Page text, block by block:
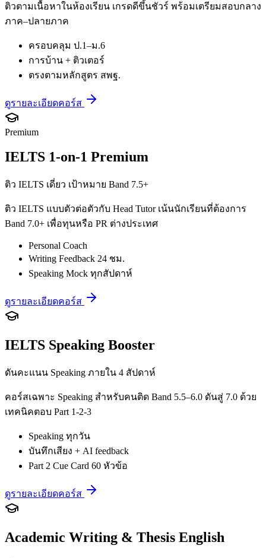
ติวตามเนื้อหาในห้องเรียน เกรดดีขึ้นชัวร์ พร้อมเตรียมสอบกลาง
ภาค–ปลายภาค
ครอบคลุม ป.1–ม.6
การบ้าน + ติวเตอร์
ตรงตามหลักสูตร สพฐ.
ดูรายละเอียดคอร์ส
Premium
IELTS 1-on-1 Premium
ติว IELTS เดี่ยว เป้าหมาย Band 7.5+
ติว IELTS แบบตัวต่อตัวกับ Head Tutor เน้นนักเรียนที่ต้องการ
Band 7.0+ เพื่อทุนหรือ PR ต่างประเทศ
Personal Coach
Writing Feedback 24 ชม.
Speaking Mock ทุกสัปดาห์
ดูรายละเอียดคอร์ส
IELTS Speaking Booster
ดันคะแนน Speaking ภายใน 4 สัปดาห์
คอร์สเฉพาะ Speaking สำหรับคนติด Band 5.5–6.0 ดันสู่ 7.0 ด้วย
เทคนิคตอบ Part 1-2-3
Speaking ทุกวัน
บันทึกเสียง + AI feedback
Part 2 Cue Card 60 หัวข้อ
ดูรายละเอียดคอร์ส
Academic Writing & Thesis English